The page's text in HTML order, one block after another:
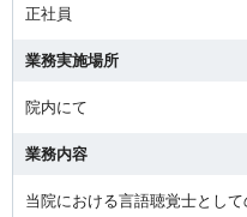
正社員
業務実施場所
院内にて
業務内容
当院における言語聴覚士とし